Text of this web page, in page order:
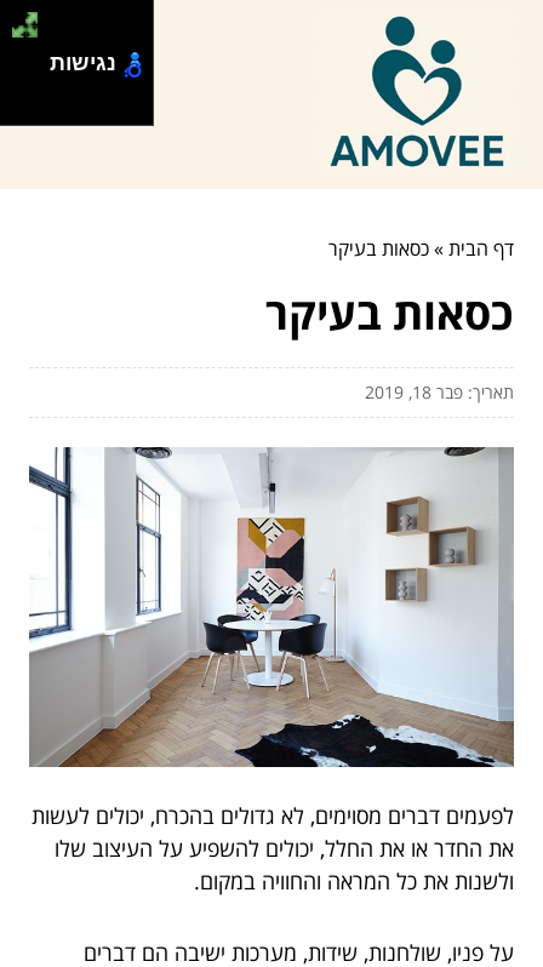
דף הבית»כסאות בעיקר
כסאות בעיקר
תאריך: פבר 18, 2019
לפעמים דברים מסוימים, לא גדולים בהכרח, יכולים לעשות
את החדר או את החלל, יכולים להשפיע על העיצוב שלו
ולשנות את כל המראה והחוויה במקום.
על פניו, שולחנות, שידות, מערכות ישיבה הם דברים
נגישות